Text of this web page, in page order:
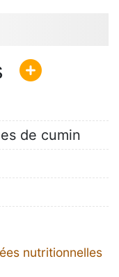
de cumin
nutritionnelles